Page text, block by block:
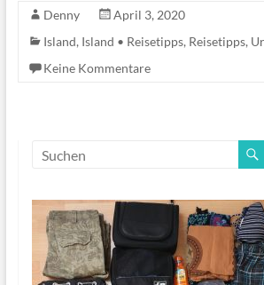
Denny
April 3, 2020
Island, Island • Reisetipps, Reisetipps,
Keine Kommentare